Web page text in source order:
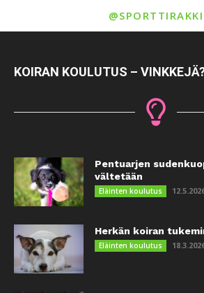
@SPORTTIRAKKI
KOIRAN KOULUTUS –
Pentuarjen
vältetään
Eläinten koulutus
Herkän koiran
Eläinten koulutus